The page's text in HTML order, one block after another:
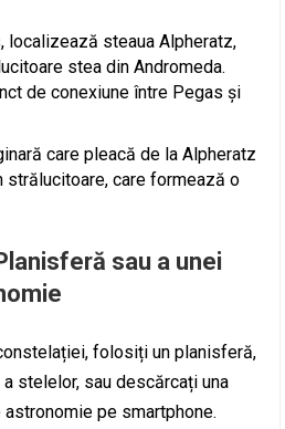
localizează steaua Alpheratz,
stea din Andromeda.
de conexiune între Pegas și
care pleacă de la Alpheratz
strălucitoare, care formează o
sau a unei
folosiți un planisferă,
stelelor, sau descărcați una
pe smartphone.